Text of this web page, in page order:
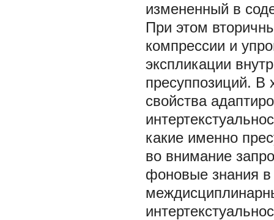
измененный в
При этом
компрессии и
экспликации
пресуппозиций.
свойства
какие именно
во внимание
фоновые знания